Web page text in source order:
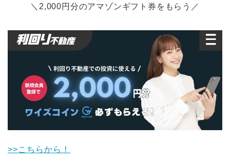
＼2,000円分のアマゾンギフト券をもらう／
>>こちらから！